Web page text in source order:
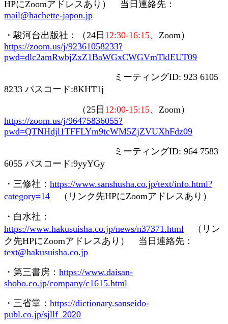
HPにZoomアドレスあり） 当日連絡先：
mail@hachette-japon.jp
・駿河台出版社：（24 日 12:30-16:15、 Zoom）
https://zoom.us/j/92361058233?
pwd=dlc2amRwbjZxZ1BaWGxCWGVmTklEUT09
ミーティングID: 923 6105
8233 パスコード:8KHT1j
（25 日 12:00-15:15、 Zoom）
https://zoom.us/j/96475836055?
pwd=QTNHdjl1TFFLYm9tcWM5ZjZVUXhFdz09
ミーティングID: 964 7583
6055 パスコード:9yyYGy
・三修社： https://www.sanshusha.co.jp/text/info.html?
category=14 （リンク先HPにZoomアドレスあり）
・白水社：
https://www.hakusuisha.co.jp/news/n37371.html （リン
ク先HPにZoomアドレスあり） 当日連絡先：
text@hakusuisha.co.jp
・第三書房： https://www.daisan-
shobo.co.jp/company/c1615.html
・三省堂： https://dictionary.sanseido-
publ.co.jp/sjllf_2020